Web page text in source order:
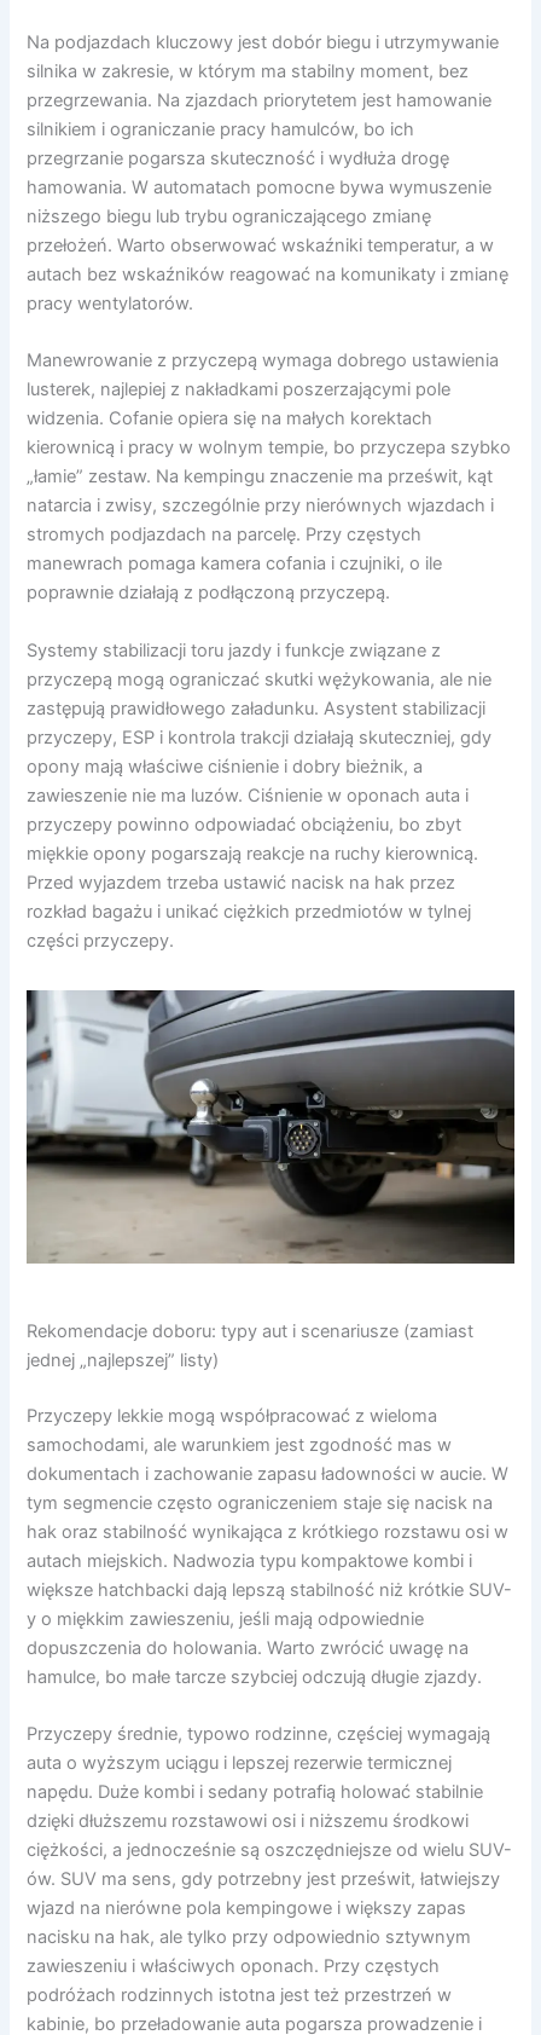
Na podjazdach kluczowy jest dobór biegu i utrzymywanie
silnika w zakresie, w którym ma stabilny moment, bez
przegrzewania. Na zjazdach priorytetem jest hamowanie
silnikiem i ograniczanie pracy hamulców, bo ich
przegrzanie pogarsza skuteczność i wydłuża drogę
hamowania. W automatach pomocne bywa wymuszenie
niższego biegu lub trybu ograniczającego zmianę
przełożeń. Warto obserwować wskaźniki temperatur, a w
autach bez wskaźników reagować na komunikaty i zmianę
pracy wentylatorów.
Manewrowanie z przyczepą wymaga dobrego ustawienia
lusterek, najlepiej z nakładkami poszerzającymi pole
widzenia. Cofanie opiera się na małych korektach
kierownicą i pracy w wolnym tempie, bo przyczepa szybko
„łamie” zestaw. Na kempingu znaczenie ma prześwit, kąt
natarcia i zwisy, szczególnie przy nierównych wjazdach i
stromych podjazdach na parcelę. Przy częstych
manewrach pomaga kamera cofania i czujniki, o ile
poprawnie działają z podłączoną przyczepą.
Systemy stabilizacji toru jazdy i funkcje związane z
przyczepą mogą ograniczać skutki wężykowania, ale nie
zastępują prawidłowego załadunku. Asystent stabilizacji
przyczepy, ESP i kontrola trakcji działają skuteczniej, gdy
opony mają właściwe ciśnienie i dobry bieżnik, a
zawieszenie nie ma luzów. Ciśnienie w oponach auta i
przyczepy powinno odpowiadać obciążeniu, bo zbyt
miękkie opony pogarszają reakcje na ruchy kierownicą.
Przed wyjazdem trzeba ustawić nacisk na hak przez
rozkład bagażu i unikać ciężkich przedmiotów w tylnej
części przyczepy.
Rekomendacje doboru: typy aut i scenariusze (zamiast
jednej „najlepszej” listy)
Przyczepy lekkie mogą współpracować z wieloma
samochodami, ale warunkiem jest zgodność mas w
dokumentach i zachowanie zapasu ładowności w aucie. W
tym segmencie często ograniczeniem staje się nacisk na
hak oraz stabilność wynikająca z krótkiego rozstawu osi w
autach miejskich. Nadwozia typu kompaktowe kombi i
większe hatchbacki dają lepszą stabilność niż krótkie SUV-
y o miękkim zawieszeniu, jeśli mają odpowiednie
dopuszczenia do holowania. Warto zwrócić uwagę na
hamulce, bo małe tarcze szybciej odczują długie zjazdy.
Przyczepy średnie, typowo rodzinne, częściej wymagają
auta o wyższym uciągu i lepszej rezerwie termicznej
napędu. Duże kombi i sedany potrafią holować stabilnie
dzięki dłuższemu rozstawowi osi i niższemu środkowi
ciężkości, a jednocześnie są oszczędniejsze od wielu SUV-
ów. SUV ma sens, gdy potrzebny jest prześwit, łatwiejszy
wjazd na nierówne pola kempingowe i większy zapas
nacisku na hak, ale tylko przy odpowiednio sztywnym
zawieszeniu i właściwych oponach. Przy częstych
podróżach rodzinnych istotna jest też przestrzeń w
kabinie, bo przeładowanie auta pogarsza prowadzenie i